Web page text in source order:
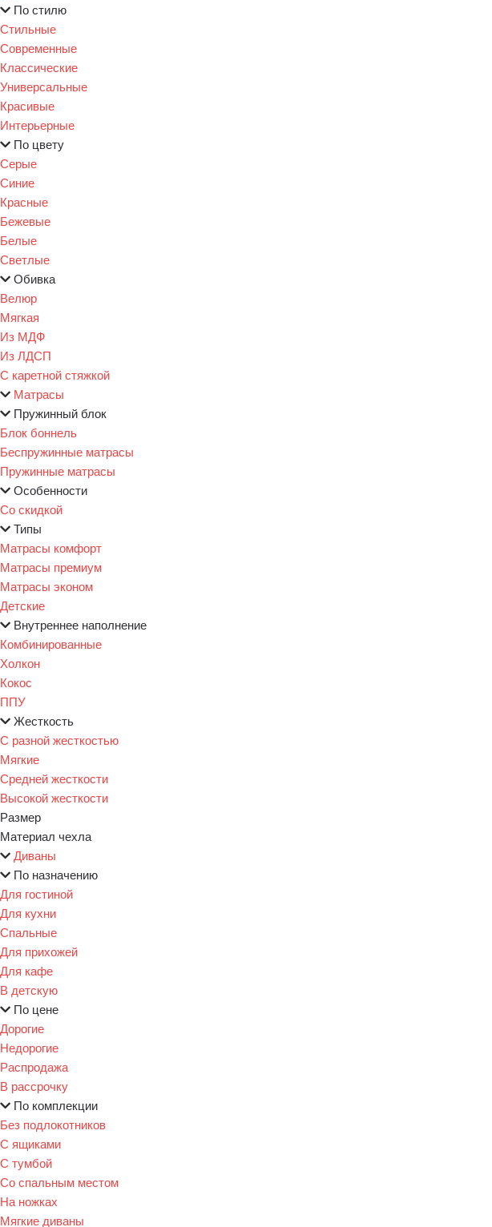
По стилю
Стильные
Современные
Классические
Универсальные
Красивые
Интерьерные
По цвету
Серые
Синие
Красные
Бежевые
Белые
Светлые
Обивка
Велюр
Мягкая
Из МДФ
Из ЛДСП
С каретной стяжкой
Матрасы
Пружинный блок
Блок боннель
Беспружинные матрасы
Пружинные матрасы
Особенности
Со скидкой
Типы
Матрасы комфорт
Матрасы премиум
Матрасы эконом
Детские
Внутреннее наполнение
Комбинированные
Холкон
Кокос
ППУ
Жесткость
С разной жесткостью
Мягкие
Средней жесткости
Высокой жесткости
Размер
Материал чехла
Диваны
По назначению
Для гостиной
Для кухни
Спальные
Для прихожей
Для кафе
В детскую
По цене
Дорогие
Недорогие
Распродажа
В рассрочку
По комплекции
Без подлокотников
С ящиками
С тумбой
Со спальным местом
На ножках
Мягкие диваны